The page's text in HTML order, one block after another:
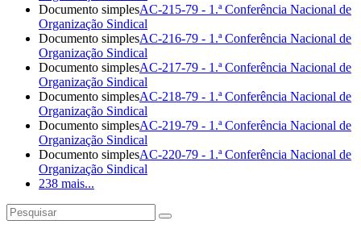
Documento simplesAC-215-79 - 1.ª Conferência Nacional de
Organização Sindical
Documento simplesAC-216-79 - 1.ª Conferência Nacional de
Organização Sindical
Documento simplesAC-217-79 - 1.ª Conferência Nacional de
Organização Sindical
Documento simplesAC-218-79 - 1.ª Conferência Nacional de
Organização Sindical
Documento simplesAC-219-79 - 1.ª Conferência Nacional de
Organização Sindical
Documento simplesAC-220-79 - 1.ª Conferência Nacional de
Organização Sindical
238 mais...